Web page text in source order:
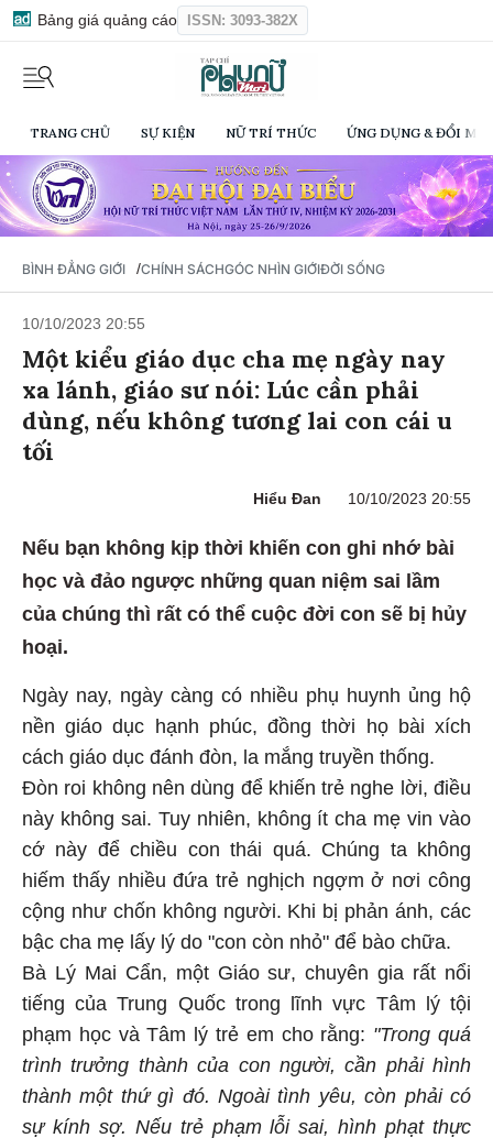
Bảng giá quảng cáo ISSN: 3093-382X
TRANG CHỦ SỰ KIỆN NỮ TRÍ THỨC ỨNG DỤNG & ĐỔI
BÌNH ĐẲNG GIỚI /CHÍNH SÁCHGÓC NHÌN GIỚIĐỜI SỐNG
10/10/2023 20:55
Một kiểu giáo dục cha mẹ ngày nay
xa lánh, giáo sư nói: Lúc cần phải
dùng, nếu không tương lai con cái u
tối
Hiểu Đan 10/10/2023 20:55
Nếu bạn không kịp thời khiến con ghi nhớ bài
học và đảo ngược những quan niệm sai lầm
của chúng thì rất có thể cuộc đời con sẽ bị hủy
hoại.
Ngày nay, ngày càng có nhiều phụ huynh ủng hộ
nền giáo dục hạnh phúc, đồng thời họ bài xích
cách giáo dục đánh đòn, la mắng truyền thống.
Đòn roi không nên dùng để khiến trẻ nghe lời, điều
này không sai. Tuy nhiên, không ít cha mẹ vin vào
cớ này để chiều con thái quá. Chúng ta không
hiếm thấy nhiều đứa trẻ nghịch ngợm ở nơi công
cộng như chốn không người. Khi bị phản ánh, các
bậc cha mẹ lấy lý do "con còn nhỏ" để bào chữa.
Bà Lý Mai Cẩn, một Giáo sư, chuyên gia rất nổi
tiếng của Trung Quốc trong lĩnh vực Tâm lý tội
phạm học và Tâm lý trẻ em cho rằng: "Trong quá
trình trưởng thành của con người, cần phải hình
thành một thứ gì đó. Ngoài tình yêu, còn phải có
sự kính sợ. Nếu trẻ phạm lỗi sai, hình phạt thực